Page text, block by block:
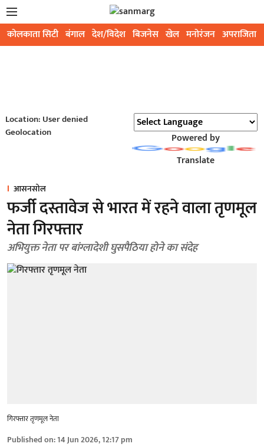
कोलकाता सिटी बंगाल देश/विदेश बिजनेस खेल मनोरंजन अपराजिता
Location: User denied
Geolocation
Powered by
Translate
आसनसोल
फर्जी दस्तावेज से भारत में रहने वाला तृणमूल
नेता गिरफ्तार
अभियुक्त नेता पर बांग्लादेशी घुसपैठिया होने का संदेह
गिरफ्तार तृणमूल नेता
Published on:14 Jun 2026, 12:17 pm